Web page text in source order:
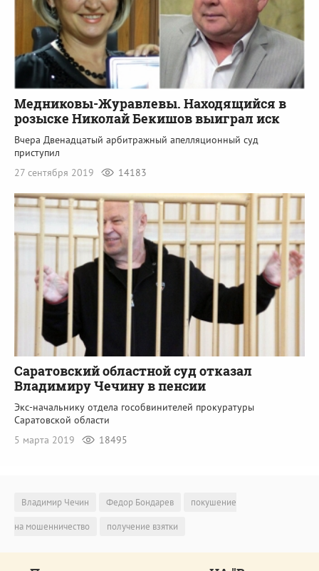
Медниковы-Журавлевы. Находящийся в
розыске Николай Бекишов выиграл иск
Вчера Двенадцатый арбитражный апелляционный суд
приступил
27 сентября 2019
14183
Саратовский областной суд отказал
Владимиру Чечину в пенсии
Экс-начальнику отдела гособвинителей прокуратуры
Саратовской области
5 марта 2019
18495
Владимир Чечин Федор Бондарев
покушение
на мошенничество
получение взятки